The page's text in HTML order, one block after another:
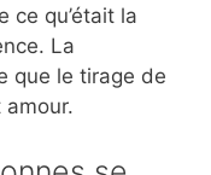
ce qu’était la
La
que le tirage de